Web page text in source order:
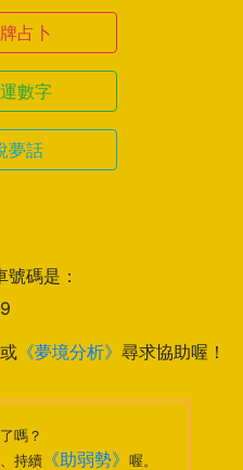
占卜
數字
夢話
碼是：
《夢境分析》 尋求協助喔！
嗎？
、持續 《助弱勢》 喔。